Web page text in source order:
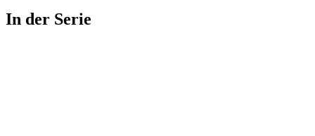
In der Serie